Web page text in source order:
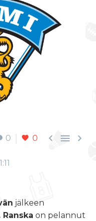
0 0   
jälkeen
Ranska on pelannut